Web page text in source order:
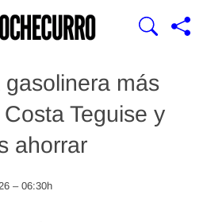
más
Teguise y
ahorrar
– 06:30h